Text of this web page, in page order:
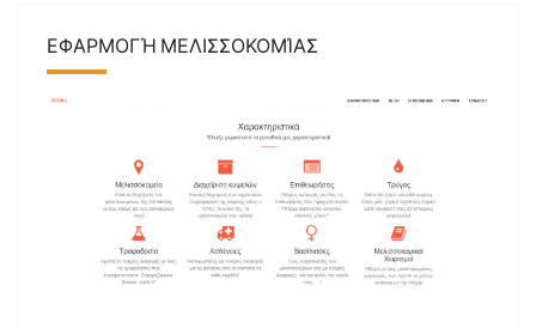
ΕΦΑΡΜΟΓΉ ΜΕΛΙΣΣΟΚΟΜΊΑΣ